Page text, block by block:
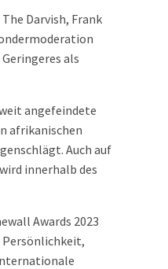
Darvish, Frank
als
angefeindete
afrikanischen
Auch auf
innerhalb des
Awards 2023